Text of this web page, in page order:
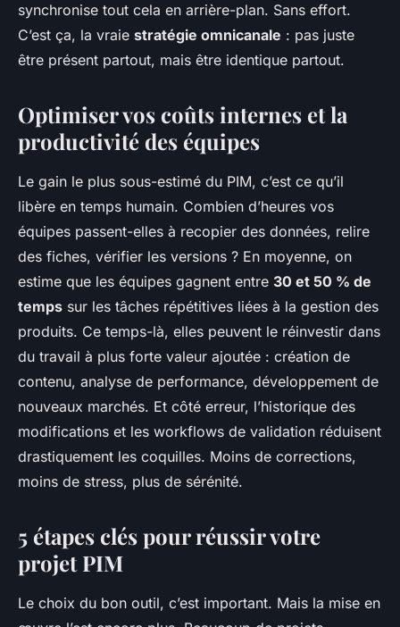
synchronise tout cela en arrière-plan. Sans effort.
C’est ça, la vraie stratégie omnicanale : pas juste
être présent partout, mais être identique partout.
Optimiser vos coûts internes et la
productivité des équipes
Le gain le plus sous-estimé du PIM, c’est ce qu’il
libère en temps humain. Combien d’heures vos
équipes passent-elles à recopier des données, relire
des fiches, vérifier les versions ? En moyenne, on
estime que les équipes gagnent entre 30 et 50 % de
temps sur les tâches répétitives liées à la gestion des
produits. Ce temps-là, elles peuvent le réinvestir dans
du travail à plus forte valeur ajoutée : création de
contenu, analyse de performance, développement de
nouveaux marchés. Et côté erreur, l’historique des
modifications et les workflows de validation réduisent
drastiquement les coquilles. Moins de corrections,
moins de stress, plus de sérénité.
5 étapes clés pour réussir votre
projet PIM
Le choix du bon outil, c’est important. Mais la mise en